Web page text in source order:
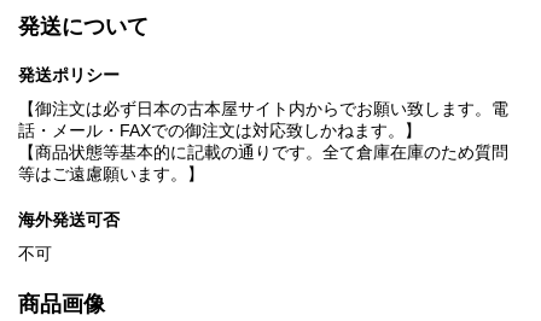
発送について
発送ポリシー
【御注文は必ず日本の古本屋サイト内からでお願い致します。電
話・メール・FAXでの御注文は対応致しかねます。】
【商品状態等基本的に記載の通りです。全て倉庫在庫のため質問
等はご遠慮願います。】
海外発送可否
不可
商品画像